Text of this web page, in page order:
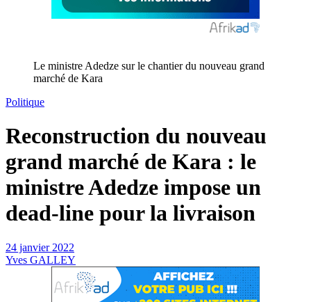
Le ministre Adedze sur le chantier du nouveau grand
marché de Kara
Politique
Reconstruction du nouveau
grand marché de Kara : le
ministre Adedze impose un
dead-line pour la livraison
24 janvier 2022
Yves GALLEY